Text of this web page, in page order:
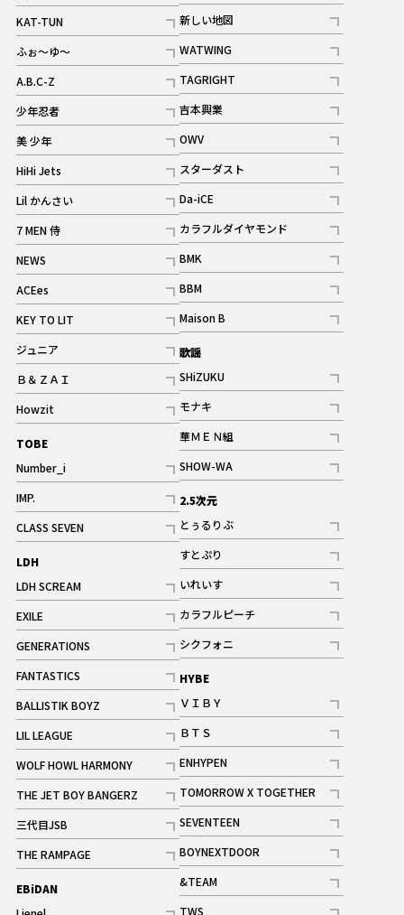
記事
KAT-TUN
記事
ふぉ～ゆ～
記事
A.B.C-Z
記事
ギャラリー
少年忍者
記事
美 少年
記事
HiHi Jets
記事
Lil かんさい
記事
7 MEN 侍
記事
NEWS
記事
ACEes
記事
KEY TO LIT
記事
ジュニア
記事
Ｂ＆ＺＡＩ
記事
Howzit
記事
TOBE
Number_i
記事
IMP.
記事
CLASS SEVEN
記事
LDH
LDH SCREAM
記事
EXILE
記事
GENERATIONS
記事
FANTASTICS
記事
BALLISTIK BOYZ
記事
LIL LEAGUE
記事
WOLF HOWL HARMONY
記事
THE JET BOY BANGERZ
記事
三代目JSB
記事
THE RAMPAGE
記事
ギャラリー
EBiDAN
記事
新しい地図
記事
WATWING
記事
TAGRIGHT
記事
吉本興業
記事
OWV
記事
ギャラリー
スターダスト
記事
Da-iCE
記事
カラフルダイヤモンド
記事
BMK
記事
BBM
記事
ギャラリー
Maison B
記事
歌謡
SHiZUKU
記事
モナキ
記事
華ＭＥＮ組
記事
SHOW-WA
記事
2.5次元
とぅるりぶ
記事
すとぷり
記事
ギャラリー
いれいす
記事
ギャラリー
カラフルピーチ
記事
シクフォニ
記事
HYBE
ＶＩＢＹ
記事
ＢＴＳ
記事
ENHYPEN
記事
TOMORROW X TOGETHER
記事
ギャラリー
SEVENTEEN
記事
BOYNEXTDOOR
記事
&TEAM
記事
TWS